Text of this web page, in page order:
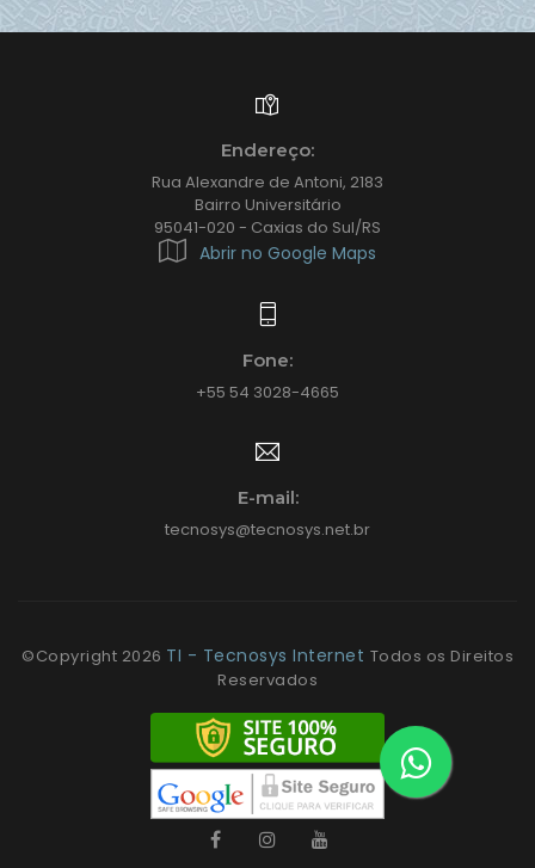
Endereço:
Rua Alexandre de Antoni, 2183
Bairro Universitário
95041-020 - Caxias do Sul/RS
Abrir no Google Maps
Fone:
+55 54 3028-4665
E-mail:
tecnosys@tecnosys.net.br
©Copyright 2026 TI - Tecnosys Internet Todos os Direitos
Reservados